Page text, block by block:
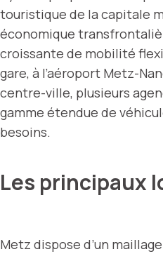
touristique de la capitale
économique
croissante de mobilité
gare, à l’aéroport Metz-
centre-ville, plusieurs
gamme étendue de
besoins.
Les principaux
Metz dispose d’un